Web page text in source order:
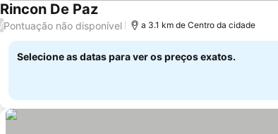
Rincon De Paz
/Pontuação não disponível a 3.1 km de Centro da cidade
Selecione as datas para ver os preços exatos.